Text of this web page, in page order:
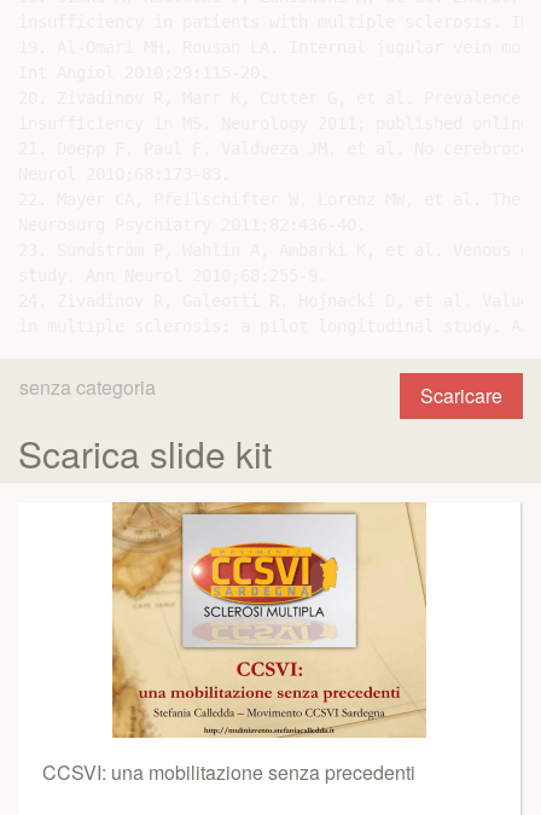
Scaricare
senza categoria
Scarica slide kit
CCSVI: una mobilitazione senza precedenti